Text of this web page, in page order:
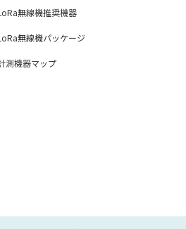
無線機推奨機器
無線機パッケージ
測機器マップ